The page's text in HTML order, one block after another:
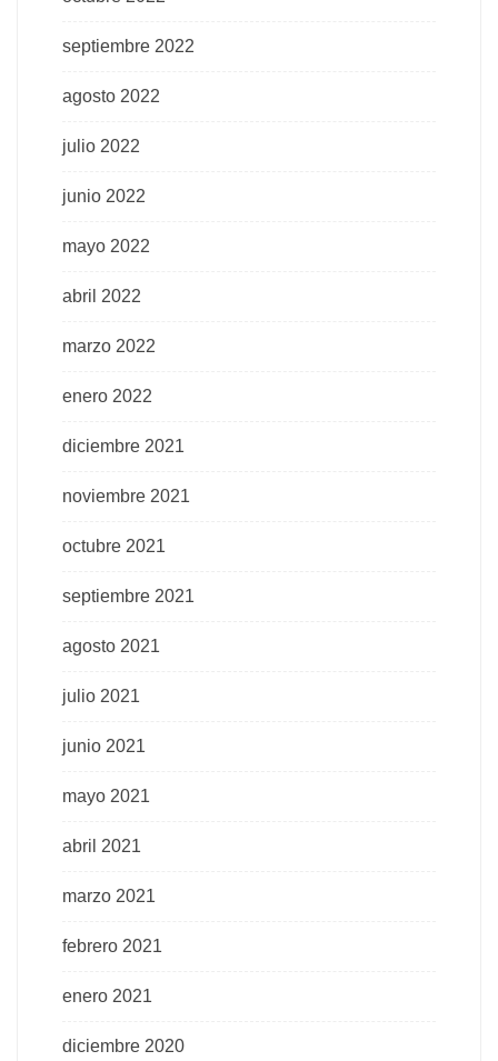
septiembre 2022
agosto 2022
julio 2022
junio 2022
mayo 2022
abril 2022
marzo 2022
enero 2022
diciembre 2021
noviembre 2021
octubre 2021
septiembre 2021
agosto 2021
julio 2021
junio 2021
mayo 2021
abril 2021
marzo 2021
febrero 2021
enero 2021
diciembre 2020